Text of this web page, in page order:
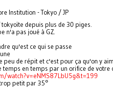
Institution - Tokyo / JP
depuis plus de 30 piges.
n'a pas joué à GZ.
qu'est ce qui se passe
peu de répit et c'est pour ça qu'on y
temps en temps par un orifice de votre
watch?v=eNMS87LbU5g&t=199
petit par 35°